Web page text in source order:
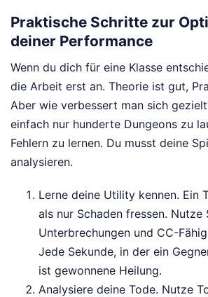
Praktische Schritte zur
deiner Performance
Wenn du dich für eine Klasse
die Arbeit erst an. Theorie ist gut,
Aber wie verbessert man sich
einfach nur hunderte Dungeons zu
Fehlern zu lernen. Du musst deine
analysieren.
Lerne deine Utility kennen. Ein
als nur Schaden fressen. Nutze
Unterbrechungen und CC-
Jede Sekunde, in der ein
ist gewonnene Heilung.
Analysiere deine Tode. Nutze